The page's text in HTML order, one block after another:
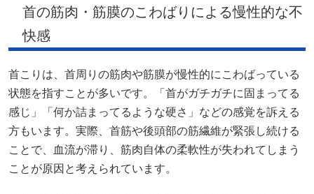
首の筋肉・筋膜のこわばりによる慢性的な不
快感
首こりは、首周りの筋肉や筋膜が慢性的にこわばっている
状態を指すことが多いです。「首がガチガチに固まってる
感じ」「何か詰まってるような硬さ」などの感覚を訴える
方もいます。実際、首筋や後頭部の筋繊維が緊張し続ける
ことで、血流が滞り、筋肉自体の柔軟性が失われてしまう
ことが原因と考えられています。